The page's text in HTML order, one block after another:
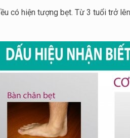
có hiện tượng bẹt. Từ 3 tuổi trở